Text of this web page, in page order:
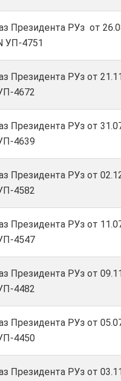
Президента РУз от
УП-4751
Президента РУз от
4672
Президента РУз от
4639
Президента РУз от
4582
Президента РУз от
4547
Президента РУз от
4482
Президента РУз от
4450
Президента РУз от